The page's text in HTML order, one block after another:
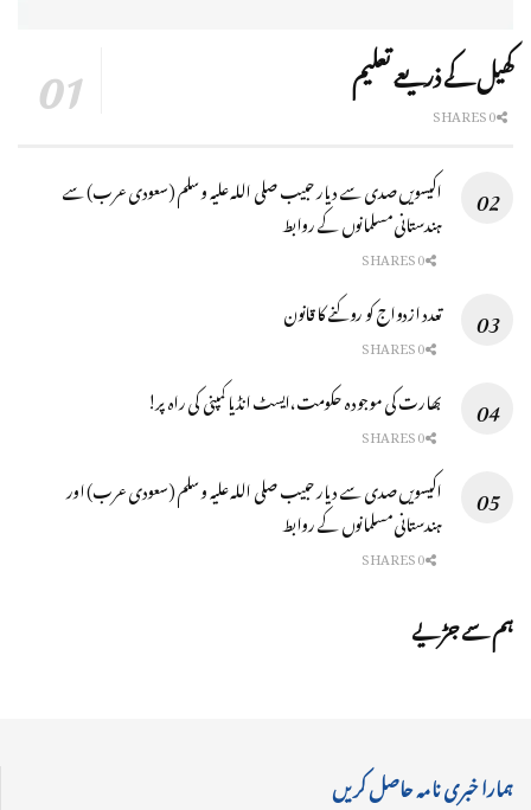
کھیل کے ذریعے تعلیم
اکیسویں صدی سے دیار حبیب صلی اللہ علیہ وسلم (سعودی عرب) سے
ہندستانی مسلمانوں کے روابط
تعدد ازدواج كو روكنے كا قانون
بھارت کی موجودہ حکومت،ایسٹ انڈیا کمپنی کی راہ پر!
اکیسویں صدی سے دیار حبیب صلی اللہ علیہ وسلم (سعودی عرب) اور
ہندستانی مسلمانوں کے روابط
ہم سے جڑیے
ہمارا خبری نامہ حاصل کریں